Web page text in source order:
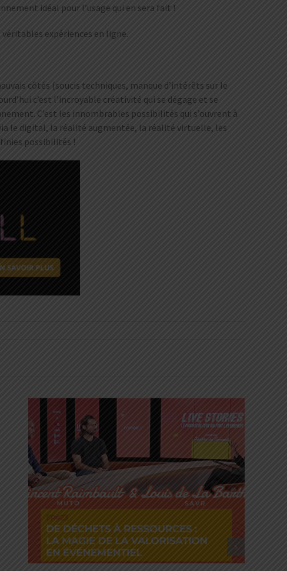
idéal pour l’usage qui en sera fait !
expériences en ligne.
côtés (soucis techniques, manque d’intérêts sur le
c’est l’incroyable créativité qui se dégage et se
C’est les innombrables possibilités qui s’ouvrent à
le digital, la réalité augmentée, la réalité virtuelle, les
possibilités !